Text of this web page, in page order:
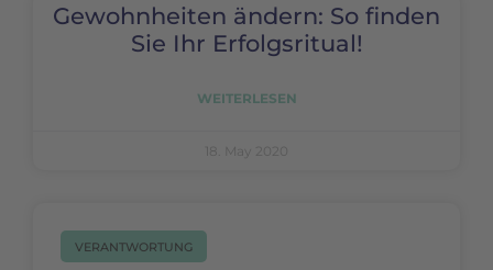
Gewohnheiten ändern: So finden
Sie Ihr Erfolgsritual!
WEITERLESEN
18. May 2020
VERANTWORTUNG